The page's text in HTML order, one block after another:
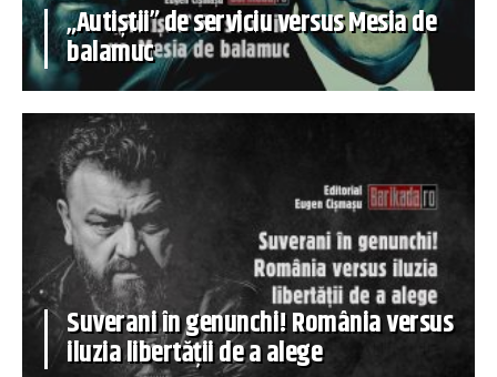
„Autiștii” de serviciu versus Mesia de
balamuc
Suverani în genunchi! România versus
iluzia libertății de a alege